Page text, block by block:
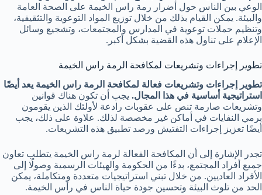
الوعي بين الناس حول أضرار رمة راس الخيمة على الصحة العامة
والبيئة. يمكن القيام بذلك من خلال توزيع المواد التوعوية والتثقيفية،
وتنظيم حملات توعوية في المدارس والمجتمعات، وتشجيع وسائل
الإعلام على تناول هذه القضية بشكل أكبر.
تطوير إجراءات وتشريعات لمكافحة الرمة راس الخيمة
تطوير إجراءات وتشريعات فعالة لمكافحة الرمة راس الخيمة يعد أيضًا
استراتيجية أساسية في هذا المجال. يجب أن تكون هناك قوانين
وتشريعات صارمة تنص على عقوبات رادعة لأولئك الذين يقومون
برمي النفايات في أماكن غير مخصصة لذلك. علاوة على ذلك، يجب
أيضًا تعزيز إجراءات التفتيش ورصد تطبيق هذه التشريعات.
تجدر الإشارة إلى أن المكافحة الفعالة لرمة راس الخيمة يتطلب تعاون
جميع أفراد المجتمع، بدءًا من الحكومة والهيئات الرسمية وصولًا إلى
الأفراد العاديين. من خلال تبني استراتيجيات متعددة ومتكاملة، يمكن
الحد من تلوث البيئة وتحسين جودة حياة الناس في رأس الخيمة.